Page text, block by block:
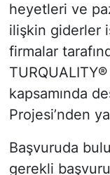
heyetleri ve
ilişkin giderler
firmalar
kapsamında
Projesi’nden
Başvuruda
gerekli